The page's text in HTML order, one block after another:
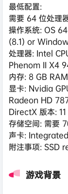
最低配置:
需要 64 位处理
操作系统: OS
(8.1) or
处理器: Intel
Phenom II X4
内存: 8 GB RAM
显卡: Nvidia
Radeon HD
DirectX 版本: 11
存储空间: 需要
声卡: Integrated
附注事项: SSD
游戏背景